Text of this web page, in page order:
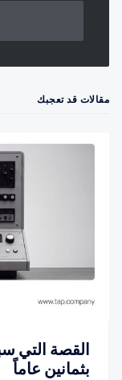
مقالات قد تعجبك
القصة التي
بثمانين عاماً